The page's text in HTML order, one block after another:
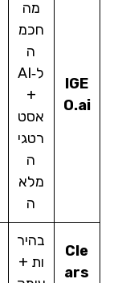
IGE
O.ai
מה
חכמ
ה
ל‑AI
+
אסט
רטגי
ה
מלא
ה
Cle
ars
בהיר
ות +